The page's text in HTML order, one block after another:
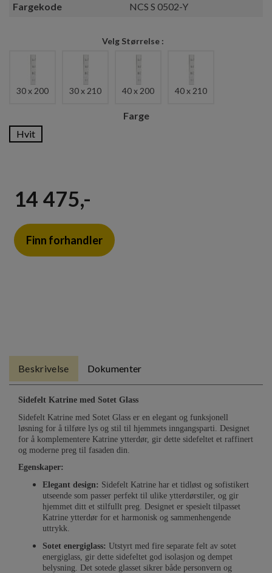
Fargekode
NCS S 0502-Y
Størrelse
30 x 200 30 x 210 40 x 200 40 x 210
Farge
Hvit
14 475,-
Finn forhandler
Beskrivelse Dokumenter
Sidefelt Katrine med Sotet Glass
Sidefelt Katrine med Sotet Glass er en elegant og funksjonell
løsning for å tilføre lys og stil til hjemmets inngangsparti. Designet
for å komplementere Katrine ytterdør, gir dette sidefeltet et raffinert
og moderne preg til fasaden din.
Egenskaper:
Elegant design: Sidefelt Katrine har et tidløst og sofistikert
utseende som passer perfekt til ulike ytterdørstiler, og gir
hjemmet ditt et stilfullt preg. Designet er spesielt tilpasset
Katrine ytterdør for et harmonisk og sammenhengende
uttrykk.
Sotet energiglass: Utstyrt med fire separate felt av sotet
energiglass, gir dette sidefeltet god isolasjon og dempet
belysning. Det sotede glasset sikrer både personvern og